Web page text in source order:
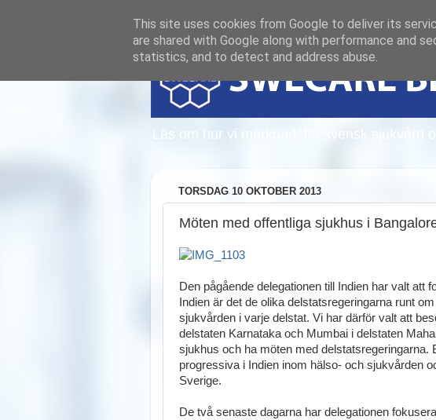
Läs om hur vi marknadsför svensk sjukvård
TORSDAG 10 OKTOBER 2013
Möten med offentliga sjukhus i
Den pågående delegationen till Indien har valt att
Indien är det de olika delstatsregeringarna runt
sjukvården i varje delstat. Vi har därför valt att
delstaten Karnataka och Mumbai i delstaten
sjukhus och ha möten med delstatsregeringarna.
progressiva i Indien inom hälso- och sjukvården
Sverige.
De två senaste dagarna har delegationen
This site uses cookies from Google to deliver its
are shared with Google along with performance and
statistics, and to detect and address abuse.